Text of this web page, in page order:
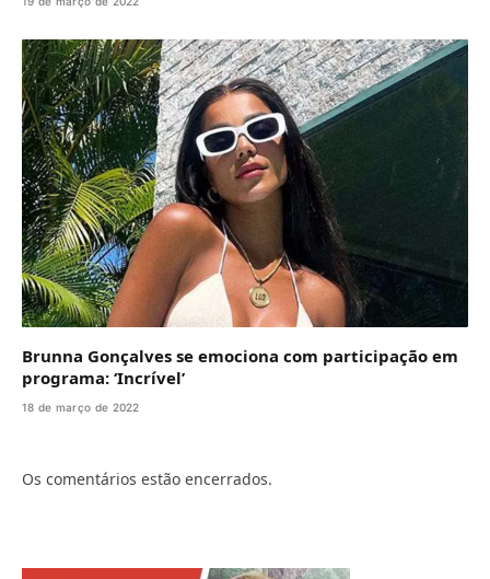
Brunna Gonçalves se emociona com participação em
programa: ‘Incrível’
18 de março de 2022
Os comentários estão encerrados.